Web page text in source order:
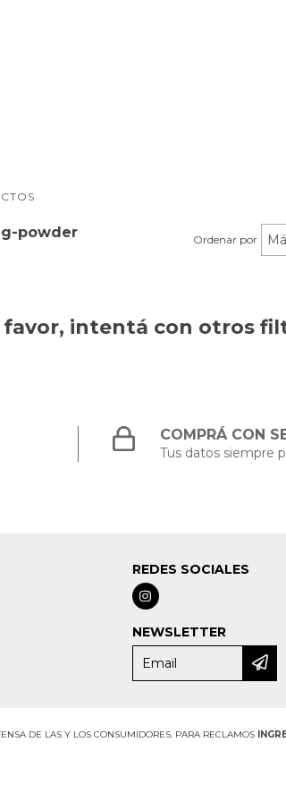
powder Ordenar por
intentá con otros
COMPRÁ CON
Tus datos siempre
REDES SOCIALES
NEWSLETTER
DE LAS Y LOS CONSUMIDORES. PARA RECLAMOS